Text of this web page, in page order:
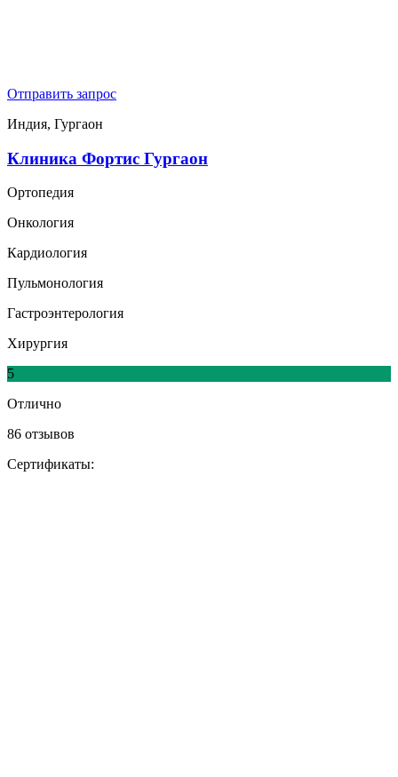
Отправить запрос
Индия, Гургаон
Клиника Фортис Гургаон
Ортопедия
Онкология
Кардиология
Пульмонология
Гастроэнтерология
Хирургия
5
Отлично
86 отзывов
Сертификаты: